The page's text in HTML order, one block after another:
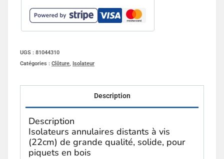
UGS : 81044310
Catégories : Clôture Isolateur
Description
Description
Isolateurs annulaires distants à vis
(22cm) de grande qualité, solide, pour
piquets en bois